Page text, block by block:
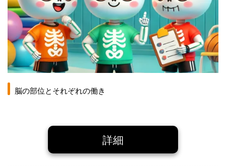
脳の部位とそれぞれの働き
詳細